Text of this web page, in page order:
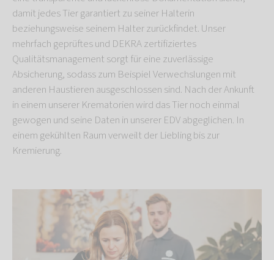
damit jedes Tier garantiert zu seiner Halterin
beziehungsweise seinem Halter zurückfindet. Unser
mehrfach geprüftes und DEKRA zertifiziertes
Qualitätsmanagement sorgt für eine zuverlässige
Absicherung, sodass zum Beispiel Verwechslungen mit
anderen Haustieren ausgeschlossen sind. Nach der Ankunft
in einem unserer Krematorien wird das Tier noch einmal
gewogen und seine Daten in unserer EDV abgeglichen. In
einem gekühlten Raum verweilt der Liebling bis zur
Kremierung.